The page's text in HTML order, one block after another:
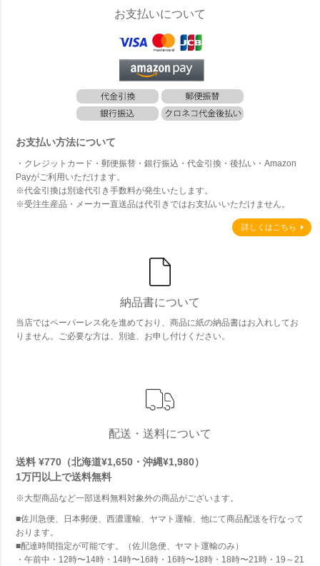
お支払いについて
お支払い方法について
・クレジットカード・郵便振替・銀行振込・代金引換・後払い・Amazon
Payがご利用いただけます。
※代金引換は別途代引き手数料が発生いたします。
※受注生産品・メーカー直送品は代引きではお支払いいただけません。
詳しくはこちら
納品書について
当店ではペーパーレス化を進めており、商品に紙の納品書はお入れしてお
りません。ご必要な方は、別途、お申し付けください。
配送・送料について
送料 ¥770（北海道¥1,650・沖縄¥1,980）
1万円以上で送料無料
※大型商品など一部送料無料対象外の商品がございます。
■佐川急便、日本郵便、西濃運輸、ヤマト運輸、他にて商品配送を行なって
おります。
■配達時間指定が可能です。（佐川急便、ヤマト運輸のみ）
・午前中・12時〜14時・14時〜16時・16時〜18時・18時〜21時・19～21